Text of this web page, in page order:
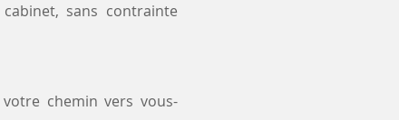
sans contrainte
chemin vers vous-